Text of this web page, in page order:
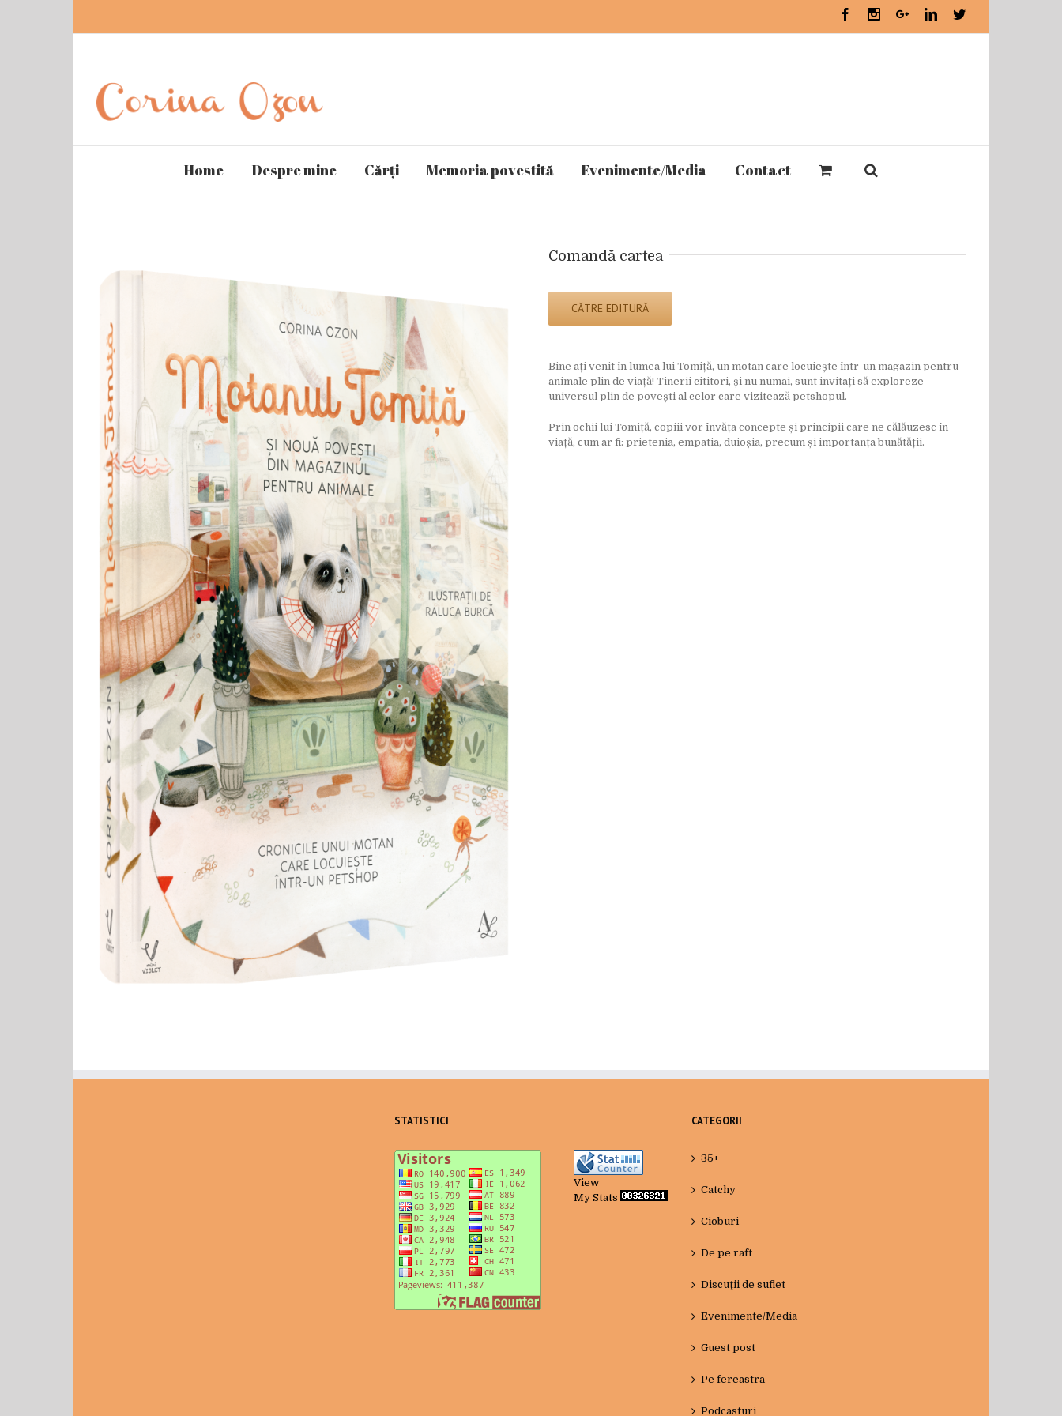
FacebookInstagramGoogle+LinkedinTwitter
Home Despre mine Cărți Memoria povestită Evenimente/Media Contact
Comandă cartea
CĂTRE EDITURĂ
Bine ați venit în lumea lui Tomiță, un motan care locuiește într-un magazin pentru
animale plin de viață! Tinerii cititori, și nu numai, sunt invitați să exploreze
universul plin de povești al celor care vizitează petshopul.
Prin ochii lui Tomiță, copiii vor învăța concepte și principii care ne călăuzesc în
viață, cum ar fi: prietenia, empatia, duioșia, precum și importanța bunătății.
STATISTICI
View
My Stats
CATEGORII
35+
Catchy
Cioburi
De pe raft
Discuţii de suflet
Evenimente/Media
Guest post
Pe fereastra
Podcasturi